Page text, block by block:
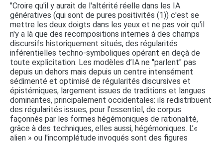
"Croire qu'il y aurait de l'altérité réelle dans les IA
génératives (qui sont de pures positivités (1)) c'est se
mettre les deux doigts dans les yeux et ne pas voir qu'il
n'y a là que des recompositions internes à des champs
discursifs historiquement situés, des régularités
inférentielles techno-symboliques opérant en deçà de
toute explicitation. Les modèles d’IA ne "parlent" pas
depuis un dehors mais depuis un centre intensément
sédimenté et optimisé de régularités discursives et
épistémiques, largement issues de traditions et langues
dominantes, principalement occidentales: ils redistribuent
des régularités issues, pour l’essentiel, de corpus
façonnés par les formes hégémoniques de rationalité,
grâce à des techniques, elles aussi, hégémoniques. L’«
alien » ou l'incomplétude invoqués sont des figures